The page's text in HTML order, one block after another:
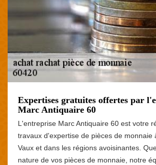
Expertises gratuites offertes par
Marc Antiquaire 60
L'entreprise Marc Antiquaire 60 est votre
travaux d'expertise de pièces de monnaie
Vaux et dans les régions avoisinantes.
nature de vos pièces de monnaie, notre